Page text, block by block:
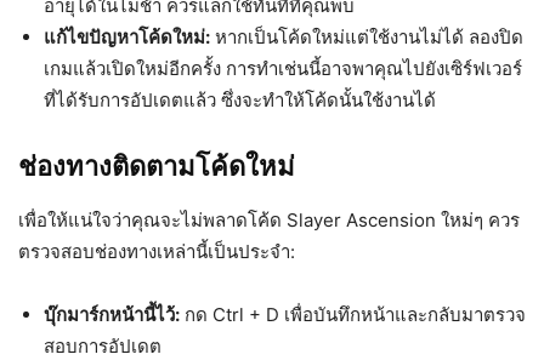
อายุได้ในไม่ช้า ควรแลกใช้ทันทีที่คุณพบ
แก้ไขปัญหาโค้ดใหม่: หากเป็นโค้ดใหม่แต่ใช้งานไม่ได้ ลองปิด
เกมแล้วเปิดใหม่อีกครั้ง การทำเช่นนี้อาจพาคุณไปยังเซิร์ฟเวอร์
ที่ได้รับการอัปเดตแล้ว ซึ่งจะทำให้โค้ดนั้นใช้งานได้
ช่องทางติดตามโค้ดใหม่
เพื่อให้แน่ใจว่าคุณจะไม่พลาดโค้ด Slayer Ascension ใหม่ๆ ควร
ตรวจสอบช่องทางเหล่านี้เป็นประจำ:
บุ๊กมาร์กหน้านี้ไว้: กด Ctrl + D เพื่อบันทึกหน้าและกลับมาตรวจ
สอบการอัปเดต